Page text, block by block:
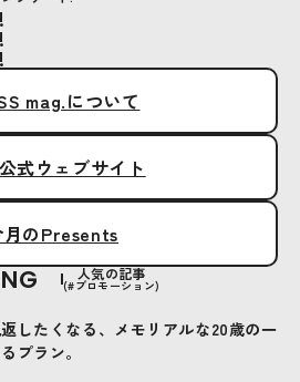
mag.について
式ウェブサイト
のPresents
人気の記事
(#プロモーション)
したくなる、メモリアルな20歳の一
プラン。